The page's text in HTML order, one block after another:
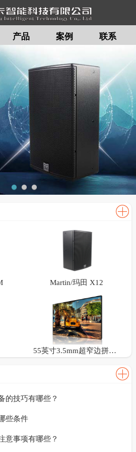
产品 案例 联系
Martin/玛田 X12
55英寸3.5mm超窄边拼接屏
的技巧有哪些？
些条件
意事项有哪些？